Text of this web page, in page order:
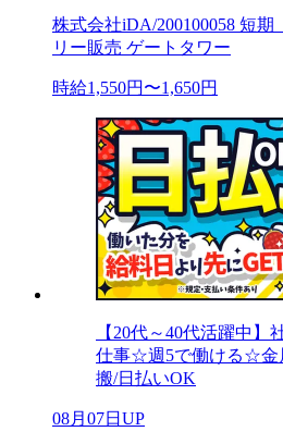
株式会社iDA/200100058 短
リー販売 ゲートタワー
時給1,550円〜1,650円
【20代～40代活躍中】
仕事☆週5で働ける☆金
搬/日払いOK
08月07日UP